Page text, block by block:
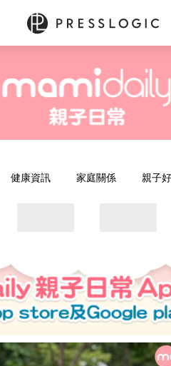
健康資訊 家庭關係 親子